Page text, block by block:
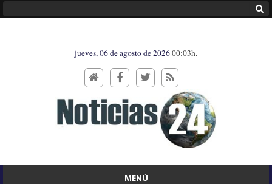
jueves, 06 de agosto de 202600:03h.
MENÚ